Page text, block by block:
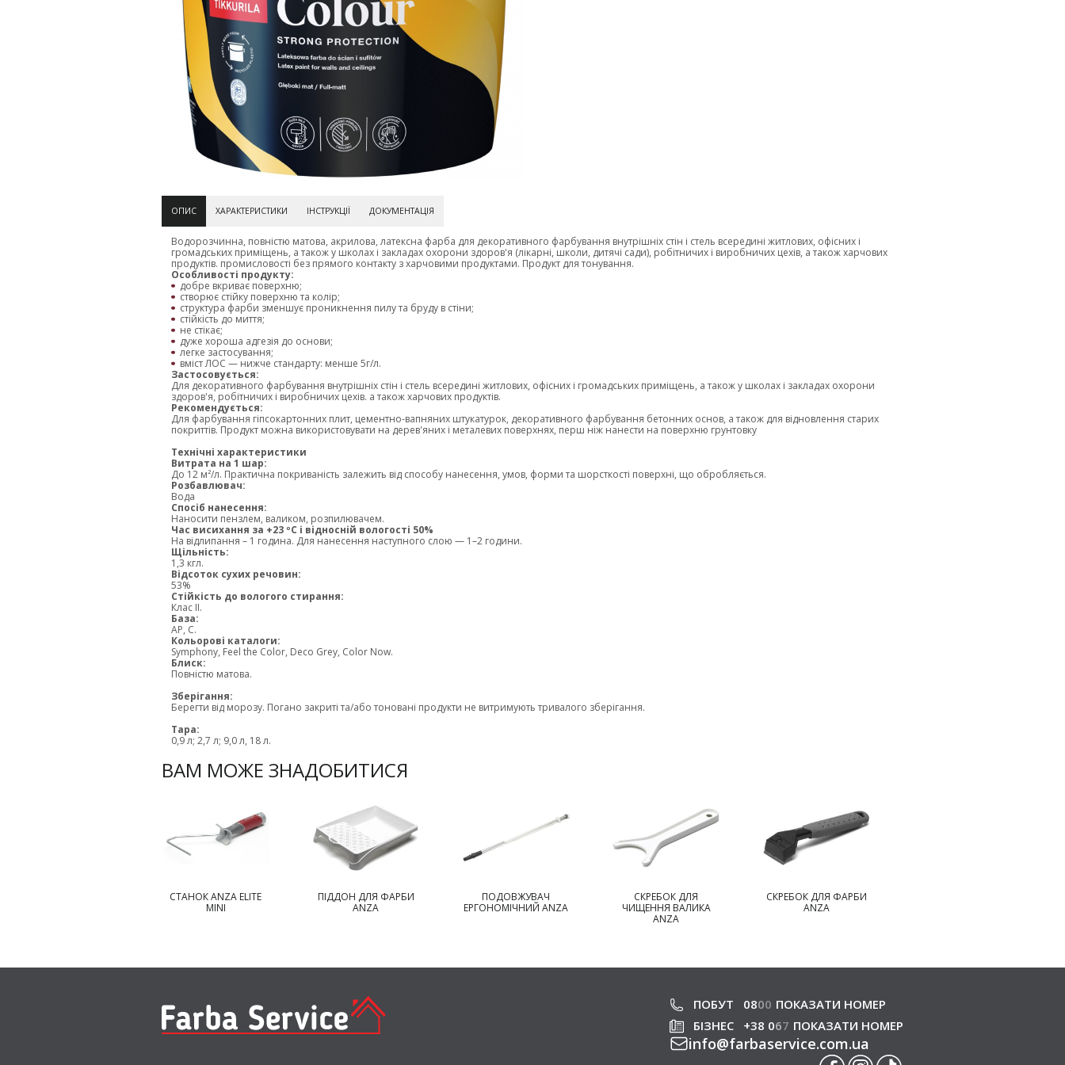
ОПИС ХАРАКТЕРИСТИКИ ІНСТРУКЦІЇ ДОКУМЕНТАЦІЯ
Водорозчинна, повністю матова, акрилова, латексна фарба для декоративного фарбування внутрішніх стін і стель всередині житлових, офісних і
громадських приміщень, а також у школах і закладах охорони здоров'я (лікарні, школи, дитячі сади), робітничих і виробничих цехів, а також харчових
продуктів. промисловості без прямого контакту з харчовими продуктами. Продукт для тонування.
Особливості продукту:
добре вкриває поверхню;
створює стійку поверхню та колір;
структура фарби зменшує проникнення пилу та бруду в стіни;
стійкість до миття;
не стікає;
дуже хороша адгезія до основи;
легке застосування;
вміст ЛОС — нижче стандарту: менше 5г/л.
Застосовується:
Для декоративного фарбування внутрішніх стін і стель всередині житлових, офісних і громадських приміщень, а також у школах і закладах охорони
здоров'я, робітничих і виробничих цехів. а також харчових продуктів.
Рекомендується:
Для фарбування гіпсокартонних плит, цементно-вапняних штукатурок, декоративного фарбування бетонних основ, а також для відновлення старих
покриттів. Продукт можна використовувати на дерев'яних і металевих поверхнях, перш ніж нанести на поверхню грунтовку
Технічні характеристики
Витрата на 1 шар:
До 12 м²/л. Практична покриваність залежить від способу нанесення, умов, форми та шорсткості поверхні, що обробляється.
Розбавлювач:
Вода
Спосіб нанесення:
Наносити пензлем, валиком, розпилювачем.
Час висихання за +23 ºС і відносній вологості 50%
На відлипання – 1 година. Для нанесення наступного слою — 1–2 години.
Щільність:
1,3 кгл.
Відсоток сухих речовин:
53%
Стійкість до вологого стирання:
Клас II.
База:
AP, C.
Кольорові каталоги:
Symphony, Feel the Color, Deco Grey, Color Now.
Блиск:
Повністю матова.
Зберігання:
Берегти від морозу. Погано закриті та/або тоновані продукти не витримують тривалого зберігання.
Тара:
0,9 л; 2,7 л; 9,0 л, 18 л.
ВАМ МОЖЕ ЗНАДОБИТИСЯ
СТАНОК ANZA ELITE
MINI
ПІДДОН ДЛЯ ФАРБИ
ANZA
ПОДОВЖУВАЧ
ЕРГОНОМІЧНИЙ ANZA
СКРЕБОК ДЛЯ
ЧИЩЕННЯ ВАЛИКА
ANZA
СКРЕБОК ДЛЯ ФАРБИ
ANZA
ПОБУТ 0800 ПОКАЗАТИ НОМЕР
БІЗНЕС
+38 067 ПОКАЗАТИ НОМЕР
info@farbaservice.com.ua